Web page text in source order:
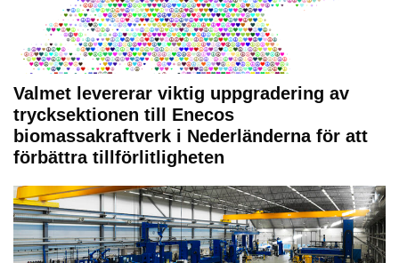
Valmet levererar viktig uppgradering av
trycksektionen till Enecos
biomassakraftverk i Nederländerna för att
förbättra tillförlitligheten